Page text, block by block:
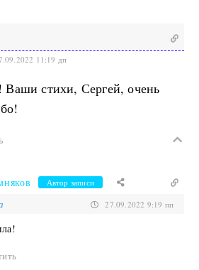
11:19 дп
Ваши стихи, Сергей, очень
Автор записи
27.09.2022 9:19 пп